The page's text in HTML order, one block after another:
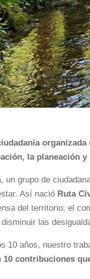
la planeación
un grupo de
Así nació Ruta
del territorio, el
las
10 años, nuestro
10 contribuciones